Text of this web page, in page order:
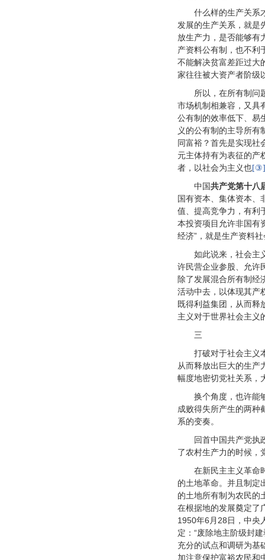
什么样的生产关系
发展的生产关系，就是
放生产力，是否能够有
产资料公有制，也不利
不能解决贫富差距过大
家往往被大资产者阶级
所以，在所有制问
市场机制相兼容，又具
公有制的效率低下、易
义的公有制的主导所有
同富裕？首先是实现社
元主体持有为表征的产
者，以社会为主义也[③]
中国共产党第十八
国有资本、集体资本、
值、提高竞争力，有利
本投资项目允许非国有
经济”，就是生产资料
如此说来，社会主
许民营企业参股、允许
除了发展混合所有制经
活动中去，以体现其产
既得利益集团，从而释
主义对于世界社会主义
三
打破对于社会主义
从而释放出巨大的生产
幅度地密切党社关系，
换个角度，也许能
成败得失所产生的两种
系的变奏。
回首中国共产党执
了农村生产力的时候，
在新民主主义革命
的土地革命。并且制定
的土地所有制为农民的
在根据地的发展奠定了
1950年6月28日，中央
定：“废除地主阶级封
充分的试点和调研为基
加注意保护富裕农民和